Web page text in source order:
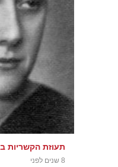
תעוזת הקשריות
8 שנים לפני